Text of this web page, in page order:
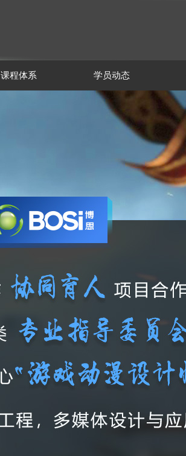
课程体系 学员动态